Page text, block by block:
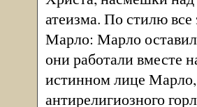
атеизма. По стилю
Марло: Марло оставил
они работали вместе
истинном лице
антирелигиозного